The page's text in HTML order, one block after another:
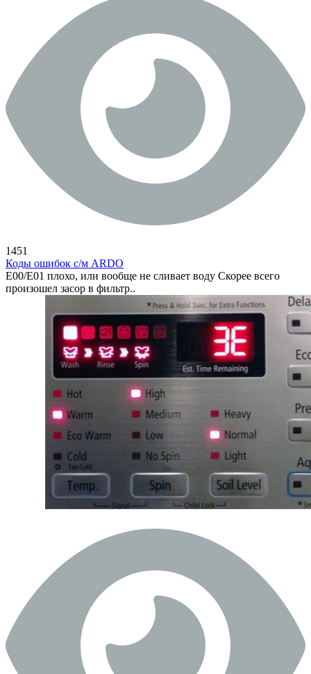
1451
Коды ошибок с/м ARDO
E00/E01 плохо, или вообще не сливает воду Скорее всего
произошел засор в фильтр..